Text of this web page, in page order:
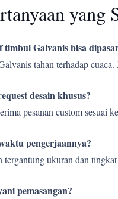
yang
Galvanis bisa
tahan terhadap
desain khusus?
pesanan custom sesuai
pengerjaannya?
tergantung ukuran dan
pemasangan?